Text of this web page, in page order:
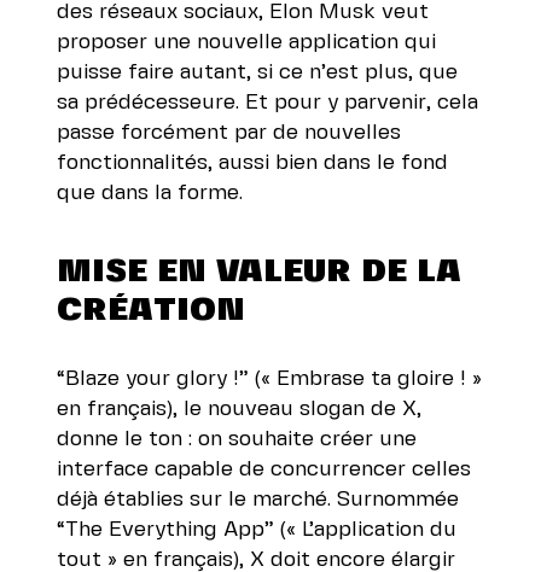
des réseaux sociaux, Elon Musk veut
proposer une nouvelle application qui
puisse faire autant, si ce n’est plus, que
sa prédécesseure. Et pour y parvenir, cela
passe forcément par de nouvelles
fonctionnalités, aussi bien dans le fond
que dans la forme.
MISE EN VALEUR DE LA
CRÉATION
“Blaze your glory !” (« Embrase ta gloire ! »
en français), le nouveau slogan de X,
donne le ton : on souhaite créer une
interface capable de concurrencer celles
déjà établies sur le marché. Surnommée
“The Everything App” (« L’application du
tout » en français), X doit encore élargir